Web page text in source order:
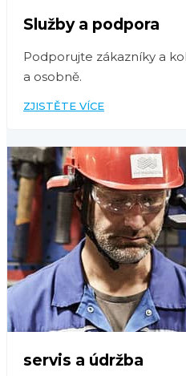
Služby a podpora
Podporujte zákazníky a
a osobně.
ZJISTĚTE VÍCE
servis a údržba